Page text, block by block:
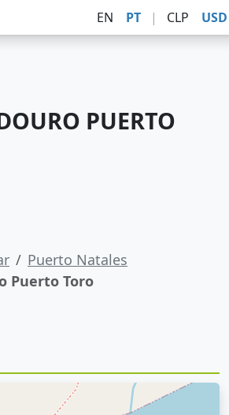
EN PT | CLP USD
PUERTO
Puerto Natales
Puerto Toro